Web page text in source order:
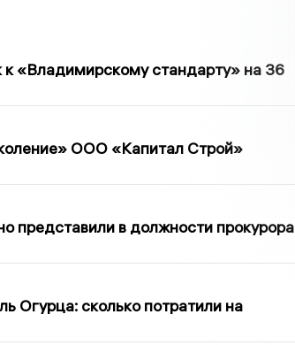
«Владимирскому стандарту» на 36
ООО «Капитал Строй»
представили в должности прокурора
Огурца: сколько потратили на